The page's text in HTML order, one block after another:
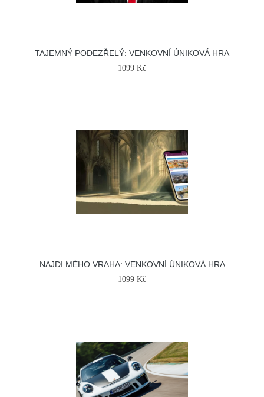
TAJEMNÝ PODEZŘELÝ: VENKOVNÍ ÚNIKOVÁ HRA
1099 Kč
NAJDI MÉHO VRAHA: VENKOVNÍ ÚNIKOVÁ HRA
1099 Kč